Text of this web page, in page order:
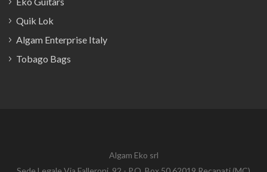
Quik Lok
Algam Enterprise Italy
Tobago Bags
Algam Eko srl